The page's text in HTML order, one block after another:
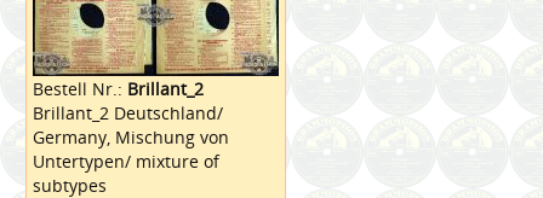
Bestell Nr.: Brillant_2
Brillant_2 Deutschland/
Germany, Mischung von
Untertypen/ mixture of
subtypes